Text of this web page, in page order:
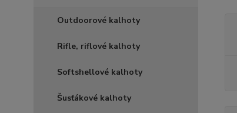
Outdoorové kalhoty
Rifle, riflové kalhoty
Softshellové kalhoty
Šusťákové kalhoty